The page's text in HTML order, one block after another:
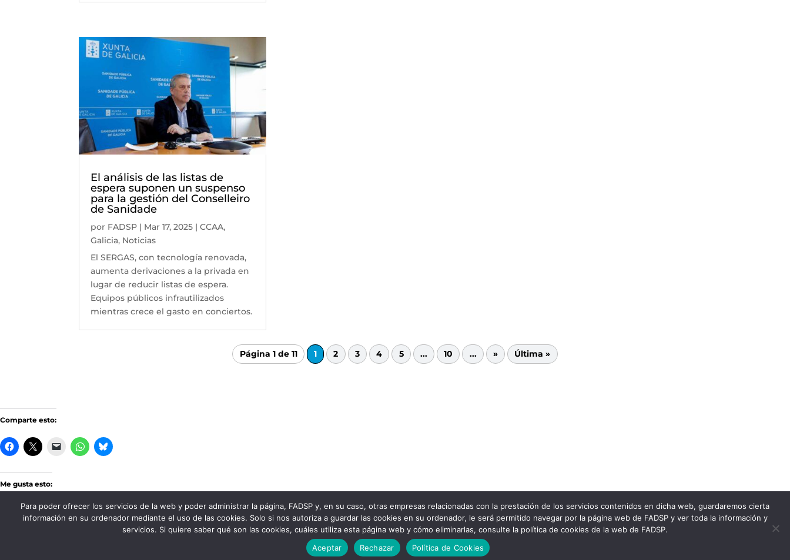
El análisis de las listas de
espera suponen un suspenso
para la gestión del Conselleiro
de Sanidade
por FADSP | Mar 17, 2025 |CCAA,
Galicia, Noticias
El SERGAS, con tecnología renovada,
aumenta derivaciones a la privada en
lugar de reducir listas de espera.
Equipos públicos infrautilizados
mientras crece el gasto en conciertos.
Página 1 de 11 1 2 3 4 5 ... 10 ... » Última »
Comparte esto:
Me gusta esto:
Política de Cookies
Para poder ofrecer los servicios de la web y poder administrar la página, FADSP y, en su caso, otras empresas relacionadas con la prestación de los servicios contenidos en dicha web, guardaremos cierta
información en su ordenador mediante el uso de las cookies. Solo si nos autoriza a guardar las cookies en su ordenador, le será permitido navegar por la página web de FADSP y ver toda la información y
servicios. Si quiere saber qué son las cookies, cuáles utiliza esta página web y cómo eliminarlas, consulte la política de cookies de la web de FADSP.
Aceptar
Rechazar Política de Cookies